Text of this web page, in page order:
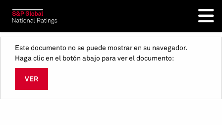
Este documento no se puede mostrar en su navegador.
Haga clic en el botón abajo para ver el documento:
VER